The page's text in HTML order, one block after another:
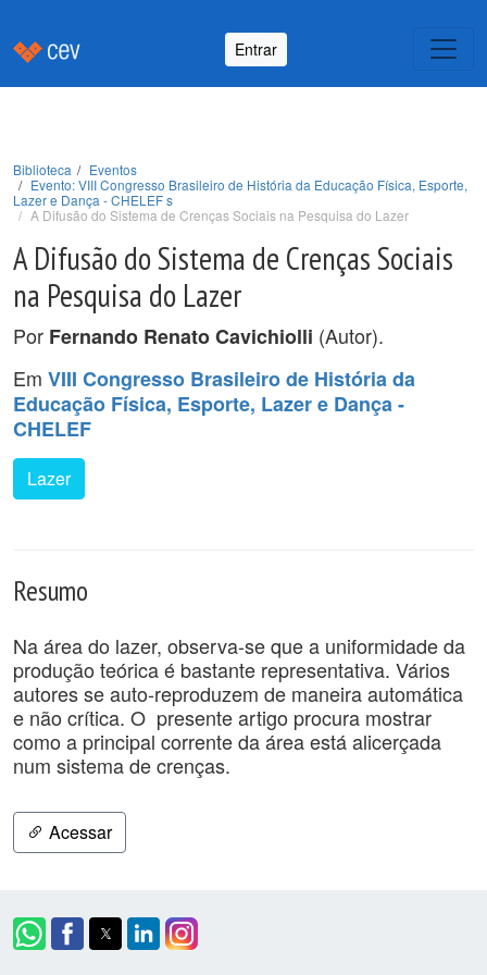
Entrar
Biblioteca
Eventos
Evento: VIII Congresso Brasileiro de História da Educação Física, Esporte,
Lazer e Dança - CHELEF s
A Difusão do Sistema de Crenças Sociais na Pesquisa do Lazer
A Difusão do Sistema de Crenças Sociais
na Pesquisa do Lazer
Por Fernando Renato Cavichiolli (Autor).
Em VIII Congresso Brasileiro de História da
Educação Física, Esporte, Lazer e Dança -
CHELEF
Lazer
Resumo
Na área do lazer, observa-se que a uniformidade da
produção teórica é bastante representativa. Vários
autores se auto-reproduzem de maneira automática
e não crítica. O presente artigo procura mostrar
como a principal corrente da área está alicerçada
num sistema de crenças.
Acessar